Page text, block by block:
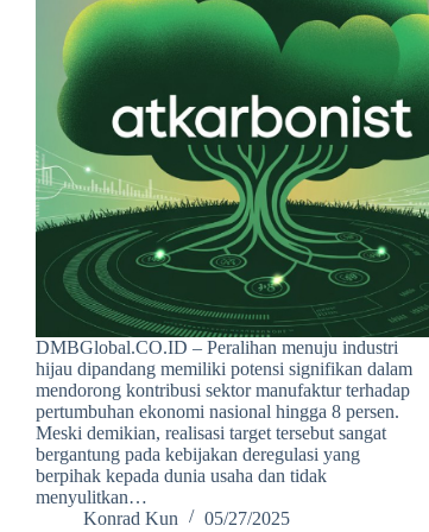
DMBGlobal.CO.ID – Peralihan menuju industri
hijau dipandang memiliki potensi signifikan dalam
mendorong kontribusi sektor manufaktur terhadap
pertumbuhan ekonomi nasional hingga 8 persen.
Meski demikian, realisasi target tersebut sangat
bergantung pada kebijakan deregulasi yang
berpihak kepada dunia usaha dan tidak
menyulitkan…
Konrad Kun
05/27/2025